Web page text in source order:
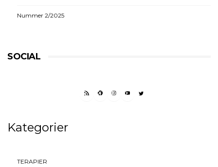
Nummer 2/2025
SOCIAL
RSS FEEDFACEBOOK
INSTAGRAM
YOUTUBETWITTER
Kategorier
TERAPIER